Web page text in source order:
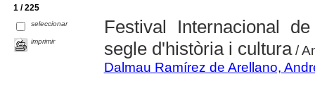
1 / 225
seleccionar
imprimir
Festival Internacional
segle d'història i cultura/
Dalmau Ramírez de Arellano,